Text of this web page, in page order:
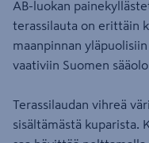
AB-luokan
terassilauta on erittäin
maanpinnan
vaativiin Suomen
Terassilaudan vihreä
sisältämästä kuparista.